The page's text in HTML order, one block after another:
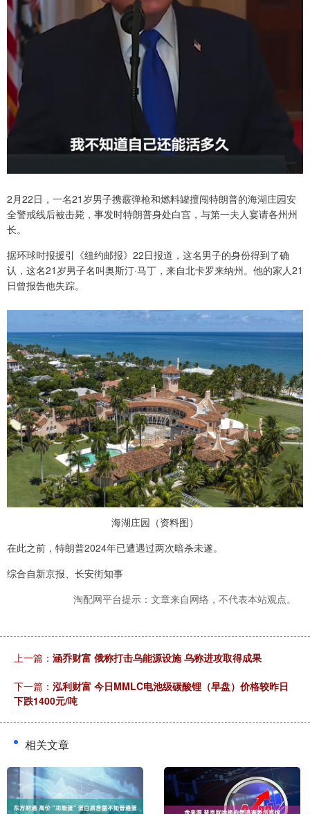
2月22日，一名21岁男子携霰弹枪和燃料罐擅闯特朗普的海湖庄园安
全警戒线后被击毙，事发时特朗普身处白宫，与第一夫人宴请各州州
长。
据环球时报援引《纽约邮报》22日报道，这名男子的身份得到了确
认，这名21岁男子名叫奥斯汀·马丁，来自北卡罗来纳州。他的家人21
日曾报告他失踪。
海湖庄园（资料图）
在此之前，特朗普2024年已遭遇过两次暗杀未遂。
综合自新京报、长安街知事
淘配网平台提示：文章来自网络，不代表本站观点。
上一篇： 涵乔财富 俄称打击乌能源设施 乌称进攻取得成果
下一篇： 泓利财富 今日MMLC电池级碳酸锂（早盘）价格较昨日
下跌1400元/吨
相关文章